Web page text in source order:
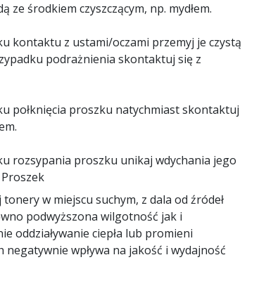
ze środkiem czyszczącym, np. mydłem.
kontaktu z ustami/oczami przemyj je czystą
podrażnienia skontaktuj się z
połknięcia proszku natychmiast skontaktuj
rozsypania proszku unikaj wdychania jego
w miejscu suchym, z dala od źródeł
podwyższona wilgotność jak i
oddziaływanie ciepła lub promieni
negatywnie wpływa na jakość i wydajność